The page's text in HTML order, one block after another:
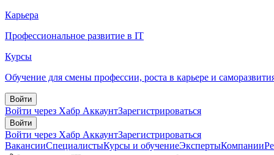
Карьера
Профессиональное развитие в IT
Курсы
Обучение для смены профессии, роста в карьере и
Войти
Войти через Хабр АккаунтЗарегистрироваться
Войти
Войти через Хабр АккаунтЗарегистрироваться
ВакансииСпециалистыКурсы и обучениеЭкспертыКомпании